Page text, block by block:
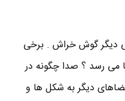
دیگر گوش خراش . برخی
می رسد ؟ صدا چگونه در
دیگر به شکل ها و